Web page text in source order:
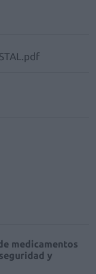
medicamentos
y